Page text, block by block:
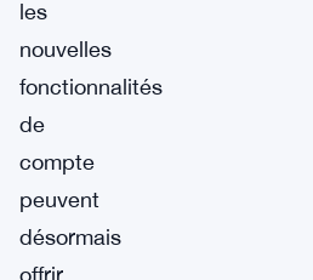
les
nouvelles
fonctionnalités
de
compte
peuvent
désormais
offrir